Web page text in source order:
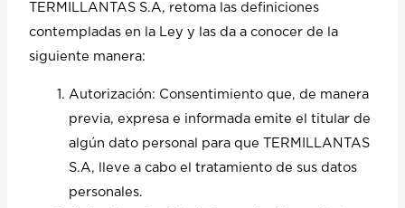
TERMILLANTAS S.A, retoma las definiciones
contempladas en la Ley y las da a conocer de la
siguiente manera:
Autorización: Consentimiento que, de manera
previa, expresa e informada emite el titular de
algún dato personal para que TERMILLANTAS
S.A, lleve a cabo el tratamiento de sus datos
personales.